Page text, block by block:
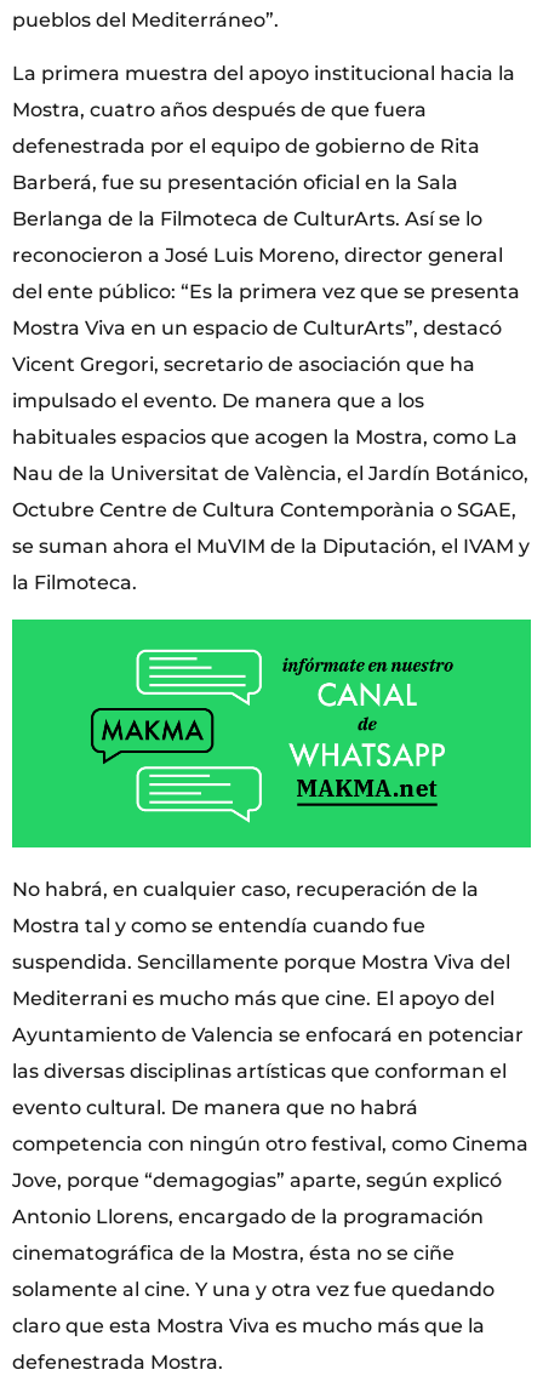
pueblos del Mediterráneo”.
La primera muestra del apoyo institucional hacia la
Mostra, cuatro años después de que fuera
defenestrada por el equipo de gobierno de Rita
Barberá, fue su presentación oficial en la Sala
Berlanga de la Filmoteca de CulturArts. Así se lo
reconocieron a José Luis Moreno, director general
del ente público: “Es la primera vez que se presenta
Mostra Viva en un espacio de CulturArts”, destacó
Vicent Gregori, secretario de asociación que ha
impulsado el evento. De manera que a los
habituales espacios que acogen la Mostra, como La
Nau de la Universitat de València, el Jardín Botánico,
Octubre Centre de Cultura Contemporània o SGAE,
se suman ahora el MuVIM de la Diputación, el IVAM y
la Filmoteca.
No habrá, en cualquier caso, recuperación de la
Mostra tal y como se entendía cuando fue
suspendida. Sencillamente porque Mostra Viva del
Mediterrani es mucho más que cine. El apoyo del
Ayuntamiento de Valencia se enfocará en potenciar
las diversas disciplinas artísticas que conforman el
evento cultural. De manera que no habrá
competencia con ningún otro festival, como Cinema
Jove, porque “demagogias” aparte, según explicó
Antonio Llorens, encargado de la programación
cinematográfica de la Mostra, ésta no se ciñe
solamente al cine. Y una y otra vez fue quedando
claro que esta Mostra Viva es mucho más que la
defenestrada Mostra.